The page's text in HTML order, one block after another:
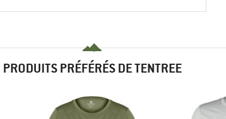
PRODUITS PRÉFÉRÉS DE TENTREE